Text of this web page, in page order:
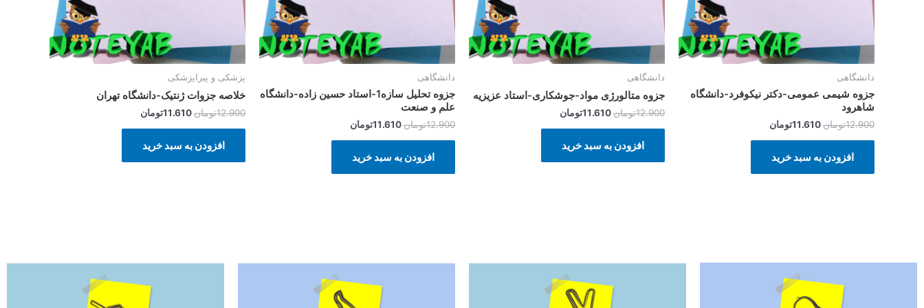
دانشگاهی
جزوه شیمی عمومی-دکتر نیکوفرد-دانشگاه
شاهرود
12.900تومان11.610تومان
افزودن به سبد خرید
دانشگاهی
جزوه متالورژی مواد-جوشکاری-استاد عزیزیه
12.900تومان11.610تومان
افزودن به سبد خرید
دانشگاهی
جزوه تحلیل سازه1-استاد حسین زاده-دانشگاه
علم و صنعت
12.900تومان11.610تومان
افزودن به سبد خرید
پزشکی و پیراپزشکی
خلاصه جزوات ژنتیک-دانشگاه تهران
12.900تومان11.610تومان
افزودن به سبد خرید